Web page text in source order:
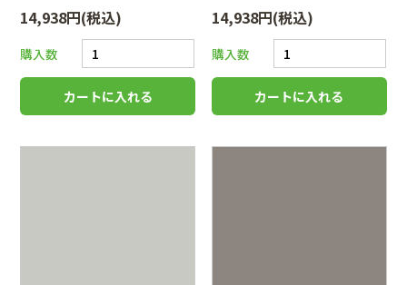
14,938円(税込)
購入数
14,938円(税込)
購入数